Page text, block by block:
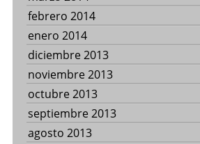
febrero 2014
enero 2014
diciembre 2013
noviembre 2013
octubre 2013
septiembre 2013
agosto 2013